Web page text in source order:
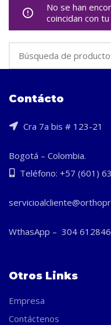
No se han
coincidan con
Contácto
Cra 7a bis # 123-21
Bogotá – Colombia.
Teléfono: +57 (601)
WthasApp – 304
Otros Links
Empresa
Contáctenos